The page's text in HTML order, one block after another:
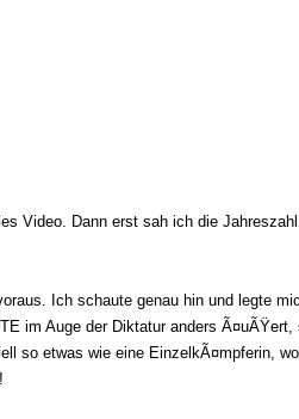
Video. Dann erst sah ich die
Ich schaute genau hin und legte
im Auge der Diktatur anders
so etwas wie eine EinzelkÃ¤mpferin,